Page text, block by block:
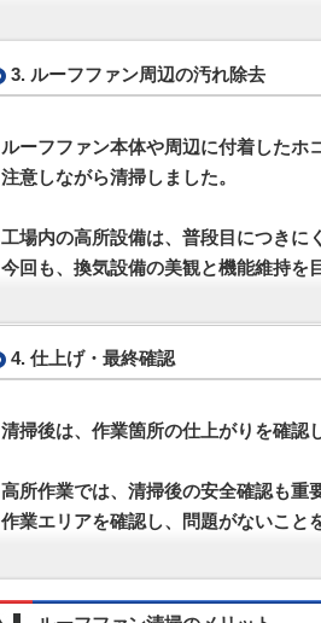
3. ルーフファン周辺の汚れ除去
ルーフファン本体や周辺に付着したホ
注意しながら清掃しました。
工場内の高所設備は、普段目につきに
今回も、換気設備の美観と機能維持を
4. 仕上げ・最終確認
清掃後は、作業箇所の仕上がりを確認
高所作業では、清掃後の安全確認も重
作業エリアを確認し、問題がないこと